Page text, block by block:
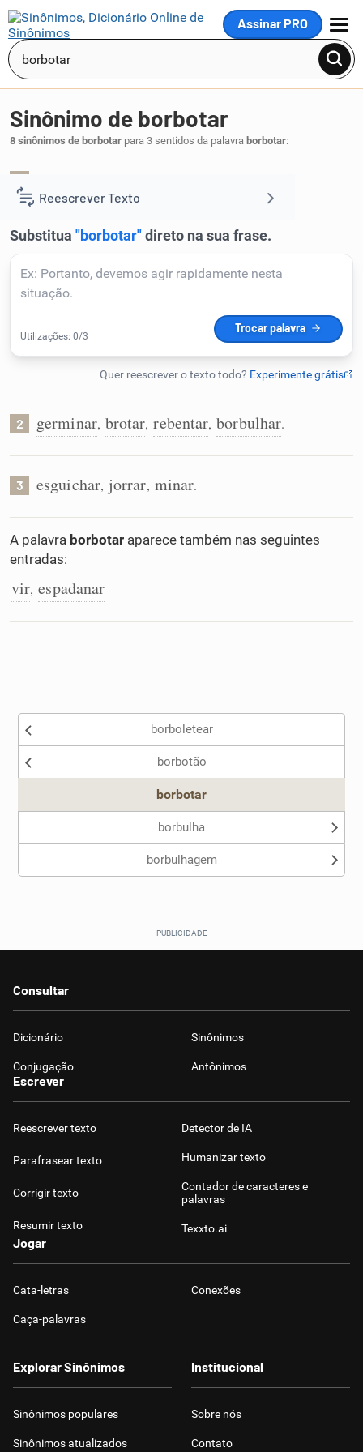
Assinar PRO
MENU
Reescrever Texto
Resumir Texto
Corrigir Texto
Detector de IA
Humanizador de IA
Conexões
Caça-palavras
Sinônimo de borbotar
8 sinônimos de borbotar para 3 sentidos da palavra borbotar:
2 germinar, brotar, rebentar, borbulhar.
3 esguichar, jorrar, minar.
A palavra borbotar aparece também nas seguintes
entradas:
vir, espadanar
borboletear
borbotão
borbotar
borbulha
borbulhagem
Consultar
Dicionário Sinônimos
Conjugação Antônimos
Escrever
Reescrever texto
Parafrasear texto
Corrigir texto
Resumir texto
Detector de IA
Humanizar texto
Contador de caracteres e
palavras
Texxto.ai
Jogar
Cata-letras Conexões
Caça-palavras
Explorar Sinônimos
Sinônimos populares
Sinônimos atualizados
Institucional
Sobre nós
Contato